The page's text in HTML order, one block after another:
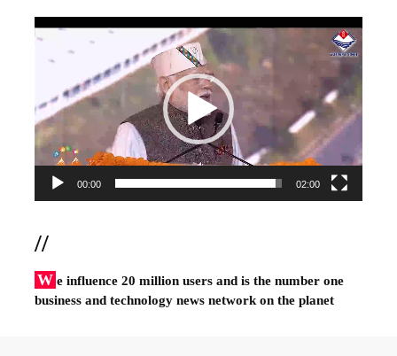
Video
00:00 02:00
//
W e influence 20 million users and is the number one
business and technology news network on the planet